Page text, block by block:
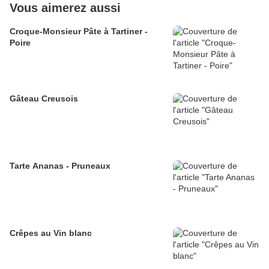
Vous aimerez aussi
Croque-Monsieur Pâte à Tartiner -
Poire
Gâteau Creusois
Tarte Ananas - Pruneaux
Crêpes au Vin blanc